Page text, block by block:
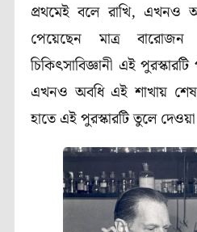
প্রথমেই বলে রাখি, এখনও
পেয়েছেন মাত্রবারোজন
চিকিৎসাবিজ্ঞানী এই পুরস্কারটি
এখনও অবধি এই শাখায় শেষ
হাতে এই পুরস্কারটি তুলে